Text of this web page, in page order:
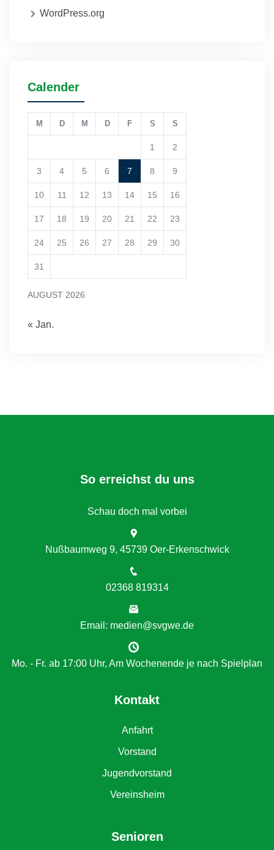
WordPress.org
Calender
AUGUST 2026
M D M D F S S
1 2
3 4 5 6 7 8 9
10 11 12 13 14 15 16
17 18 19 20 21 22 23
24 25 26 27 28 29 30
31
« Jan.
So erreichst du uns
Schau doch mal vorbei
Nußbaumweg 9, 45739 Oer-Erkenschwick
02368 819314
Email: medien@svgwe.de
Mo. - Fr. ab 17:00 Uhr, Am Wochenende je nach Spielplan
Kontakt
Anfahrt
Vorstand
Jugendvorstand
Vereinsheim
Senioren